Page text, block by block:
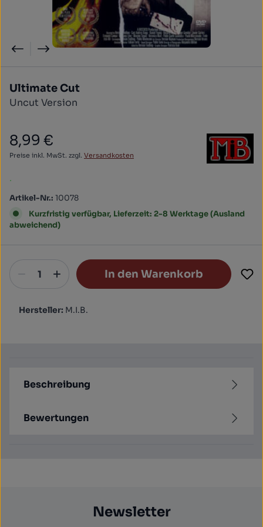
Ultimate Cut
Uncut Version
Regulärer Preis:
8,99 €
Preise inkl. MwSt. zzgl. Versandkosten
.
Artikel-Nr.: 10078
Kurzfristig verfügbar, Lieferzeit: 2-8 Werktage (Ausland
abweichend)
In den Warenkorb
Hersteller: M.I.B.
Beschreibung
Bewertungen
Newsletter